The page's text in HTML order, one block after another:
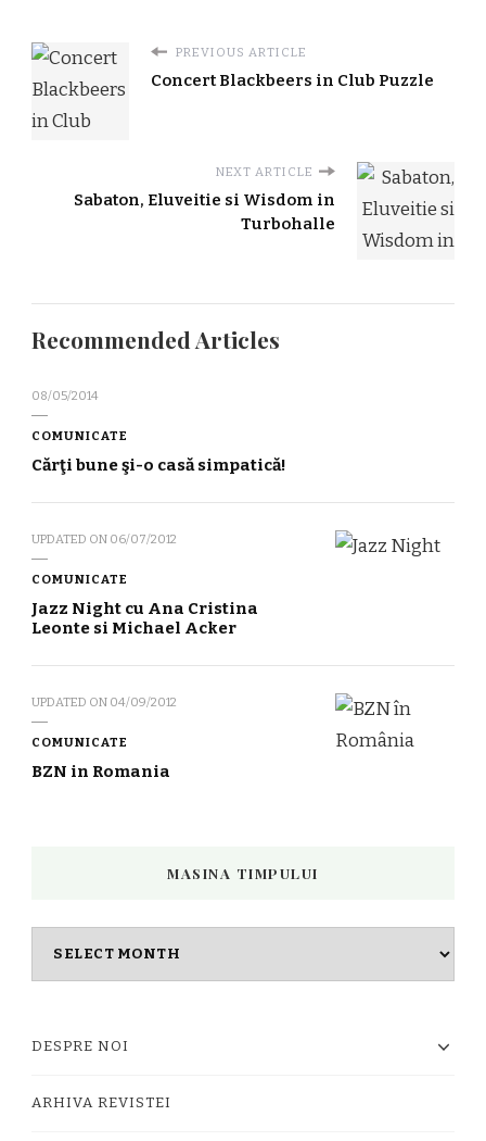
PREVIOUS ARTICLE
Concert Blackbeers in Club Puzzle
NEXT ARTICLE
Sabaton, Eluveitie si Wisdom in
Turbohalle
Recommended Articles
08/05/2014
COMUNICATE
Cărţi bune şi-o casă simpatică!
UPDATED ON 06/07/2012
COMUNICATE
Jazz Night cu Ana Cristina
Leonte si Michael Acker
UPDATED ON 04/09/2012
COMUNICATE
BZN in Romania
MASINA TIMPULUI
DESPRE NOI
ARHIVA REVISTEI